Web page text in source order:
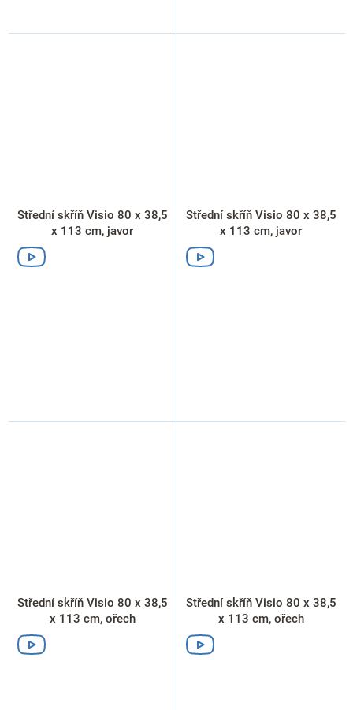
Střední skříň Visio 80 x 38,5
x 113 cm, javor
Střední skříň Visio 80 x 38,5
x 113 cm, javor
Střední skříň Visio 80 x 38,5
x 113 cm, ořech
Střední skříň Visio 80 x 38,5
x 113 cm, ořech